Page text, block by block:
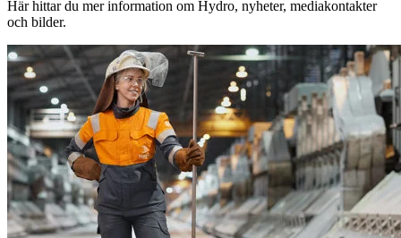
Här hittar du mer information om Hydro, nyheter, mediakontakter
och bilder.